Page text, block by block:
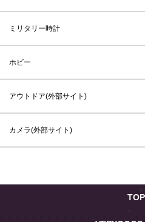
ミリタリー時計
ホビー
アウトドア(外部サイト)
カメラ(外部サイト)
TOP